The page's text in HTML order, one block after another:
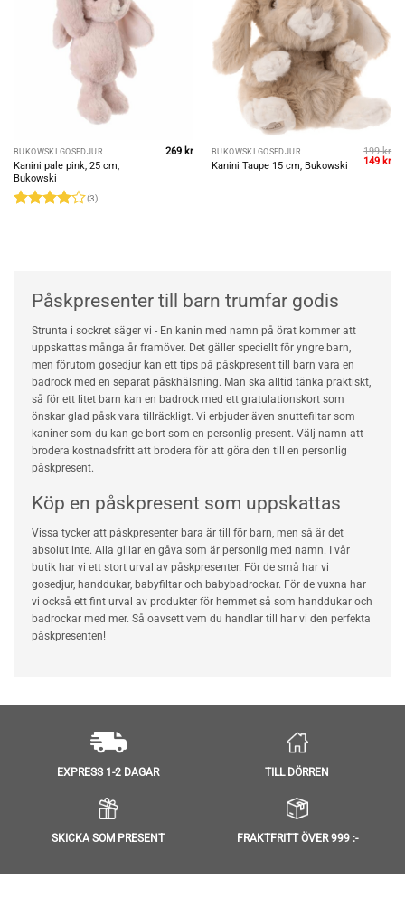
BUKOWSKI GOSEDJUR
Kanini pale pink, 25 cm,
Bukowski
(3)
269 kr BUKOWSKI GOSEDJUR
Kanini Taupe 15 cm, Bukowski
199kr
Original
149 kr
Påskpresenter till barn trumfar godis
Strunta i sockret säger vi - En kanin med namn på örat kommer att
uppskattas många år framöver. Det gäller speciellt för yngre barn,
men förutom gosedjur kan ett tips på påskpresent till barn vara en
badrock med en separat påskhälsning. Man ska alltid tänka praktiskt,
så för ett litet barn kan en badrock med ett gratulationskort som
önskar glad påsk vara tillräckligt. Vi erbjuder även snuttefiltar som
kaniner som du kan ge bort som en personlig present. Välj namn att
brodera kostnadsfritt att brodera för att göra den till en personlig
påskpresent.
Köp en påskpresent som uppskattas
Vissa tycker att påskpresenter bara är till för barn, men så är det
absolut inte. Alla gillar en gåva som är personlig med namn. I vår
butik har vi ett stort urval av påskpresenter. För de små har vi
gosedjur, handdukar, babyfiltar och babybadrockar. För de vuxna har
vi också ett fint urval av produkter för hemmet så som handdukar och
badrockar med mer. Så oavsett vem du handlar till har vi den perfekta
påskpresenten!
EXPRESS 1-2 DAGAR TILL DÖRREN
SKICKA SOM PRESENT FRAKTFRITT ÖVER 999 :-